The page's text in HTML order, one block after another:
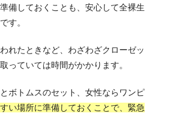
備しておくことも、安心して全裸生
す。
れたときなど、わざわざクローゼッ
っていては時間がかかります。
ボトムスのセット、女性ならワンピ
い場所に準備しておくことで、緊急